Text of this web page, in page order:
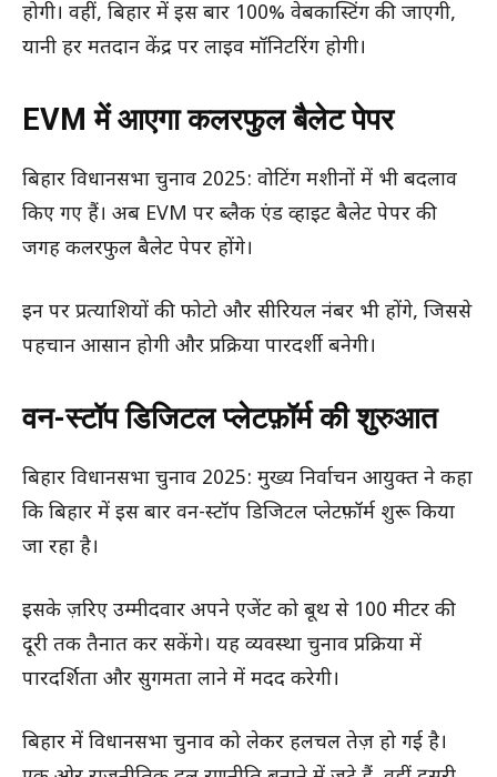
होगी। वहीं, बिहार में इस बार 100% वेबकास्टिंग की जाएगी,
यानी हर मतदान केंद्र पर लाइव मॉनिटरिंग होगी।
EVM में आएगा कलरफुल बैलेट पेपर
बिहार विधानसभा चुनाव 2025: वोटिंग मशीनों में भी बदलाव
किए गए हैं। अब EVM पर ब्लैक एंड व्हाइट बैलेट पेपर की
जगह कलरफुल बैलेट पेपर होंगे।
इन पर प्रत्याशियों की फोटो और सीरियल नंबर भी होंगे, जिससे
पहचान आसान होगी और प्रक्रिया पारदर्शी बनेगी।
वन-स्टॉप डिजिटल प्लेटफ़ॉर्म की शुरुआत
बिहार विधानसभा चुनाव 2025: मुख्य निर्वाचन आयुक्त ने कहा
कि बिहार में इस बार वन-स्टॉप डिजिटल प्लेटफ़ॉर्म शुरू किया
जा रहा है।
इसके ज़रिए उम्मीदवार अपने एजेंट को बूथ से 100 मीटर की
दूरी तक तैनात कर सकेंगे। यह व्यवस्था चुनाव प्रक्रिया में
पारदर्शिता और सुगमता लाने में मदद करेगी।
बिहार में विधानसभा चुनाव को लेकर हलचल तेज़ हो गई है।